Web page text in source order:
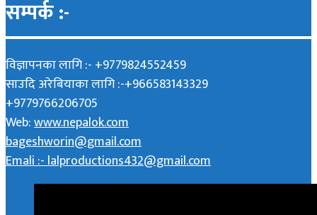
सम्पर्क :-
विज्ञापनका लागि :- +9779824552459
साउदि अरेबियाका लागि :-+966583143329
+9779766206705
Web:www.nepalok.com
bageshworin@gmail.com
Emali :- lalproductions432@gmail.com